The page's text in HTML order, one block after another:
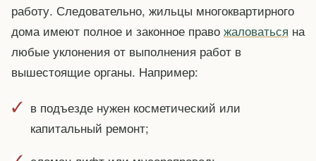
работу. Следовательно, жильцы многоквартирного
дома имеют полное и законное право жаловаться на
любые уклонения от выполнения работ в
вышестоящие органы. Например:
в подъезде нужен косметический или
капитальный ремонт;